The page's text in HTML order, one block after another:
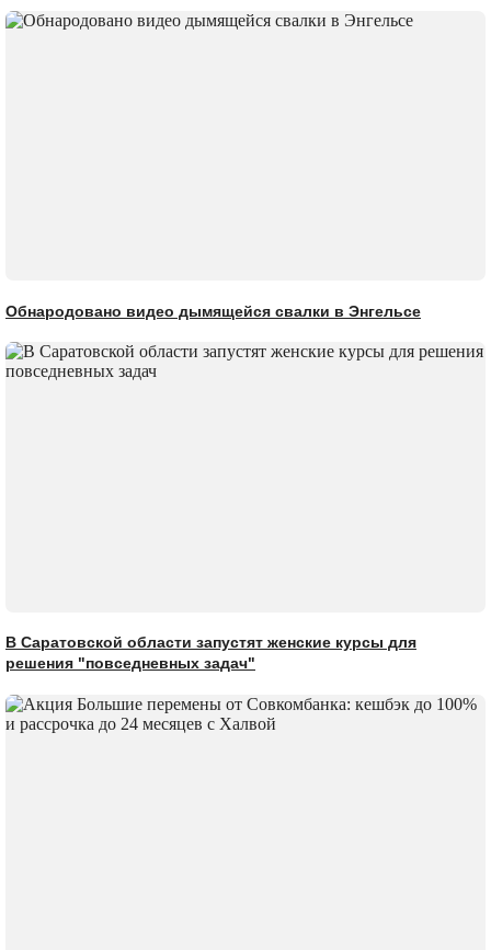
Обнародовано видео дымящейся свалки в Энгельсе
В Саратовской области запустят женские курсы для
решения "повседневных задач"